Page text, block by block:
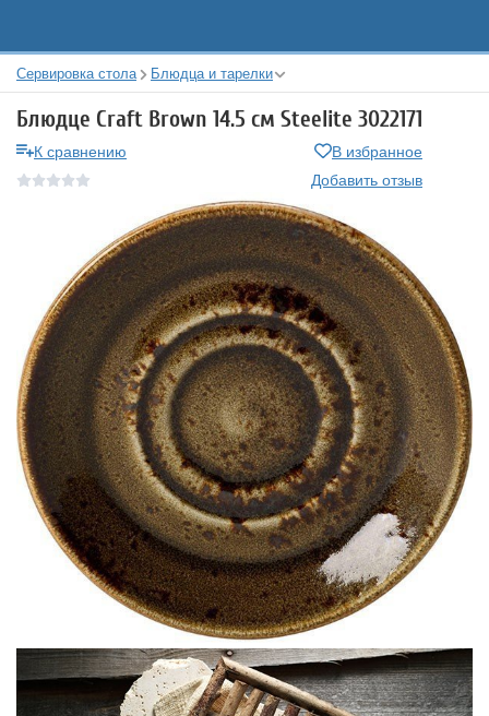
Сервировка стола Блюдца и тарелки
Блюдце Craft Brown 14.5 см Steelite 3022171
К сравнению
В избранное
Добавить отзыв